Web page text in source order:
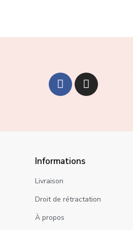
Informations
Livraison
Droit de rétractation
À propos